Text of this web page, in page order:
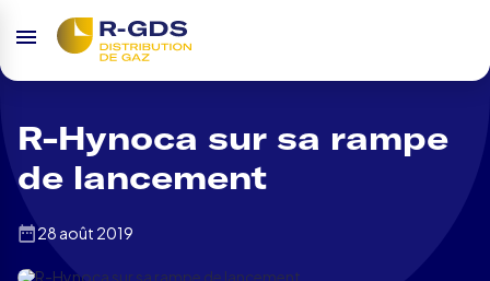
R-Hynoca sur sa rampe
de lancement
28 août 2019